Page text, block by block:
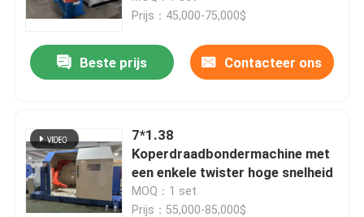
Prijs：45,000-75,000$
Beste prijs Contacteer ons
7*1.38
Koperdraadbondermachine met
een enkele twister hoge snelheid
MOQ：1 set
Prijs：55,000-85,000$